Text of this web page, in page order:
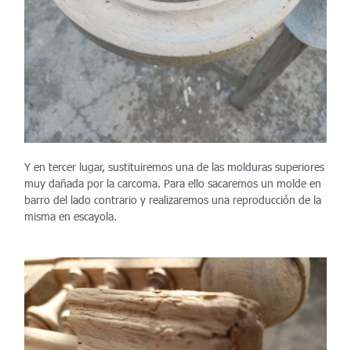
Y en tercer lugar, sustituiremos una de las molduras superiores
muy dañada por la carcoma. Para ello sacaremos un molde en
barro del lado contrario y realizaremos una reproducción de la
misma en escayola.